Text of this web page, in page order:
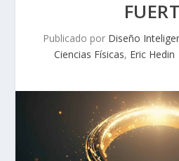
Publicado por Diseño
Ciencias Físicas, Eric Hedin